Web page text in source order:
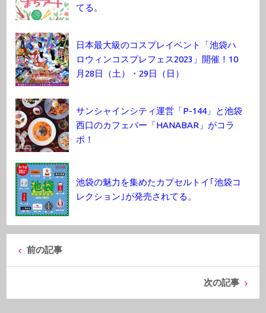
てる。
日本最大級のコスプレイベント「池袋ハ
ロウィンコスプレフェス2023」開催！10
月28日（土）・29日（日）
サンシャインシティ運営「P-144」と池袋
西口のカフェバー「HANABAR」がコラ
ボ！
池袋の魅力を集めたカプセルトイ｢池袋コ
レクション｣が発売されてる。
前の記事
次の記事